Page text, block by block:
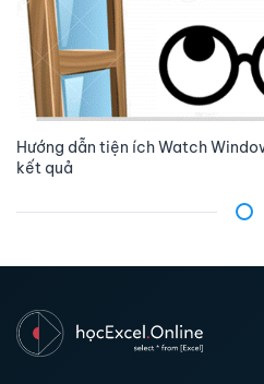
Hướng dẫn tiện ích Watch
kết quả